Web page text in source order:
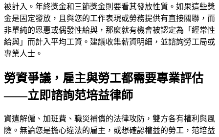
被計入。年終獎金和三節獎金則要看其發放性質。如果這些獎
金是固定發放，且與您的工作表現或勞務提供有直接關聯，而
非單純的恩惠或偶發性給與，那麼就有機會被認定為「經常性
給與」而計入平均工資。建議收集薪資明細，並諮詢勞工局或
專業人士。
勞資爭議，雇主與勞工都需要專業評估
——立即諮詢范培益律師
資遣解僱、加班費、職災補償的法律攻防，雙方各有權利與風
險。無論您是擔心違法的雇主，或想確認權益的勞工， 范培益